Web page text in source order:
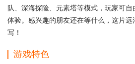
队、深海探险、元素塔等模式，玩家可
体验。感兴趣的朋友还在等什么，这片
写！
游戏特色